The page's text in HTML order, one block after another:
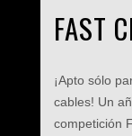
FAST
¡Apto sólo
cables! Un
competición